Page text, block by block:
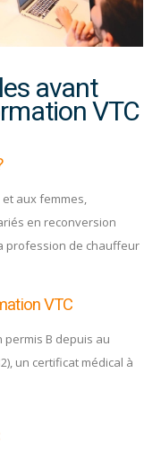
avant
VTC
aux femmes,
en reconversion
profession de chauffeur
VTC
permis B depuis au
un certificat médical à